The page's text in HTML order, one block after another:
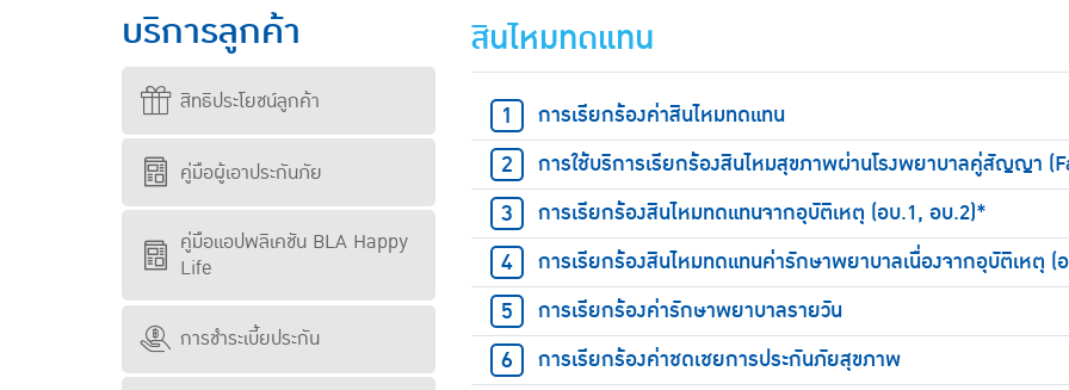
บริการลูกค้า
สิทธิประโยชน์ลูกค้า
คู่มือผู้เอาประกันภัย
คู่มือแอปพลิเคชัน BLA Happy
Life
การชำระเบี้ยประกัน
สินไหมทดแทน
การเรียกร้องค่าสินไหมทดแทน
การใช้บริการเรียกร้องสินไหมสุขภาพผ่านโรงพยาบาลคู่สัญญา
การเรียกร้องสินไหมทดแทนจากอุบัติเหตุ (อบ.1, อบ.2)*
การเรียกร้องสินไหมทดแทนค่ารักษาพยาบาลเนื่องจากอุบัติเหตุ (
การเรียกร้องค่ารักษาพยาบาลรายวัน
การเรียกร้องค่าชดเชยการประกันภัยสุขภาพ